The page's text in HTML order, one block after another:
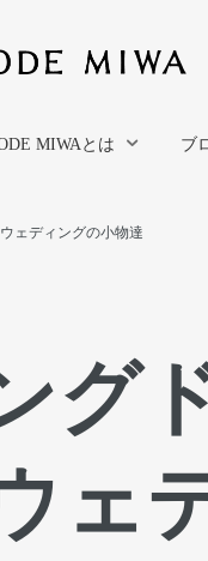
MIWAとは ブ
ェディングの小物達
グ
ェ